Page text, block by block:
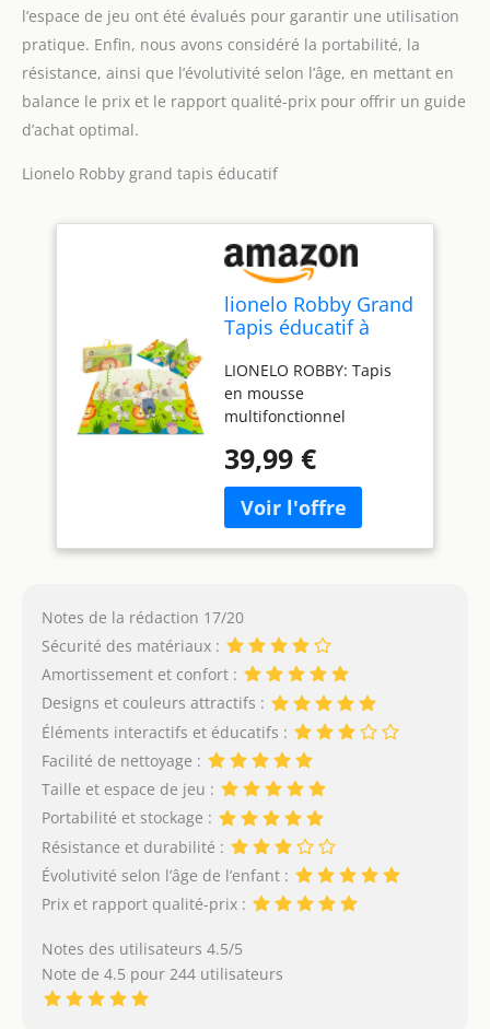
l’espace de jeu ont été évalués pour garantir une utilisation
pratique. Enfin, nous avons considéré la portabilité, la
résistance, ainsi que l’évolutivité selon l’âge, en mettant en
balance le prix et le rapport qualité-prix pour offrir un guide
d’achat optimal.
Lionelo Robby grand tapis éducatif
lionelo Robby Grand
Tapis éducatif à
Enfants, 200x180 cm
Pliable, Double
Face, léger et
matériau XPE sûr et
Durable, Sac Inclus
LIONELO ROBBY: Tapis
en mousse
multifonctionnel
longtemps. L'impression
recto verso colorée et la
surface en relief
inspirent des jeux
intéressants avec un
APPRENTISSAGE ET
AMUSEMENT: Idéal pour
apprendre les formes, les
animaux et les couleurs
que le tuteur peut
indiquer et raconter des
histoires connexes. Le
déplacement d’un jouet
sur le tapis développe
l'imagination de l'enfant
et permet de longues
heures de jeu
ANTIDÉRAPANT: Le tapis
durable et flexible. Il est
assez dur pour fournir au
39,99 €
Notes de la rédaction 17/20
Sécurité des matériaux :
Amortissement et confort :
Designs et couleurs attractifs :
Éléments interactifs et éducatifs :
Facilité de nettoyage :
Taille et espace de jeu :
Portabilité et stockage :
Résistance et durabilité :
Évolutivité selon l’âge de l’enfant :
Prix et rapport qualité-prix :
Notes des utilisateurs 4.5/5
Note de 4.5 pour 244 utilisateurs